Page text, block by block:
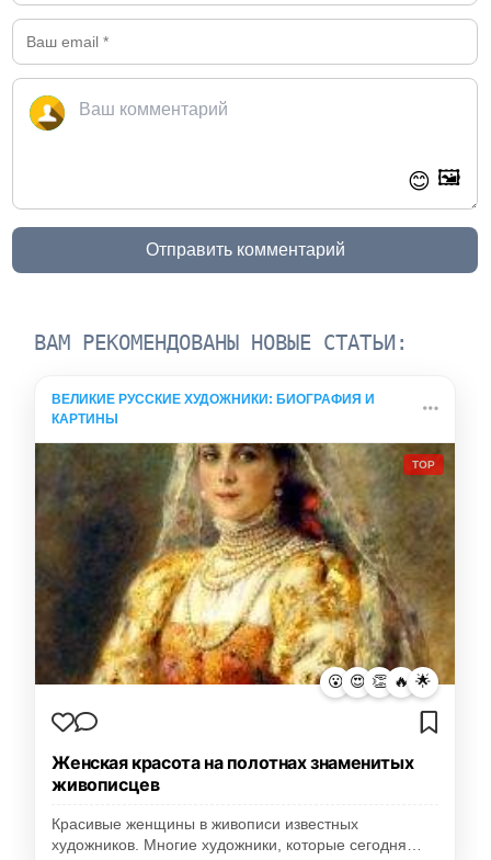
😊 🖼️
Отправить комментарий
ВАМ РЕКОМЕНДОВАНЫ НОВЫЕ СТАТЬИ:
ВЕЛИКИЕ РУССКИЕ ХУДОЖНИКИ: БИОГРАФИЯ И
КАРТИНЫ
TOP
😮 😍 👏 🔥 🌟
Женская красота на полотнах знаменитых
живописцев
Красивые женщины в живописи известных
художников. Многие художники, которые сегодня…